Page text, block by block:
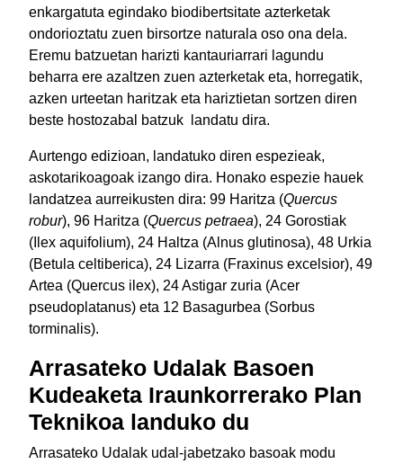
enkargatuta egindako biodibertsitate azterketak
ondorioztatu zuen birsortze naturala oso ona dela.
Eremu batzuetan harizti kantauriarrari lagundu
beharra ere azaltzen zuen azterketak eta, horregatik,
azken urteetan haritzak eta hariztietan sortzen diren
beste hostozabal batzuk landatu dira.
Aurtengo edizioan, landatuko diren espezieak,
askotarikoagoak izango dira. Honako espezie hauek
landatzea aurreikusten dira: 99 Haritza (Quercus
robur), 96 Haritza (Quercus petraea), 24 Gorostiak
(Ilex aquifolium), 24 Haltza (Alnus glutinosa), 48 Urkia
(Betula celtiberica), 24 Lizarra (Fraxinus excelsior), 49
Artea (Quercus ilex), 24 Astigar zuria (Acer
pseudoplatanus) eta 12 Basagurbea (Sorbus
torminalis).
Arrasateko Udalak Basoen
Kudeaketa Iraunkorrerako Plan
Teknikoa landuko du
Arrasateko Udalak udal-jabetzako basoak modu